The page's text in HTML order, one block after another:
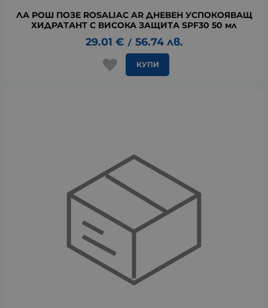
ЛА РОШ ПОЗЕ ROSALIAC AR ДНЕВЕН УСПОКОЯВАЩ
ХИДРАТАНТ С ВИСОКА ЗАЩИТА SPF30 50 мл
29.01 € / 56.74 лв.
КУПИ